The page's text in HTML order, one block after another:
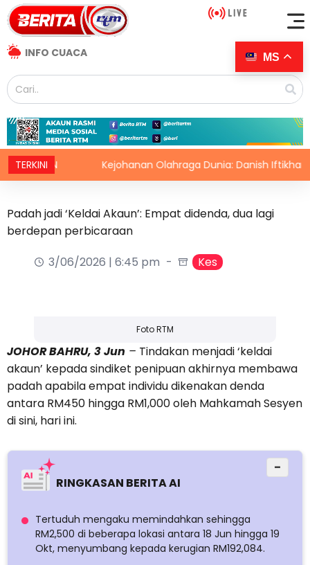
INFO CUACA
TERKINI Kejohanan Olahraga Dunia: Danish Iftikhar cipta
Padah jadi ‘Keldai Akaun’: Empat didenda, dua lagi
berdepan perbicaraan
3/06/2026 | 6:45 pm
Kes
Foto RTM
JOHOR BAHRU, 3 Jun – Tindakan menjadi ‘keldai
akaun’ kepada sindiket penipuan akhirnya membawa
padah apabila empat individu dikenakan denda
antara RM450 hingga RM1,000 oleh Mahkamah Sesyen
di sini, hari ini.
RINGKASAN BERITA AI
−
Tertuduh mengaku memindahkan sehingga
RM2,500 di beberapa lokasi antara 18 Jun hingga 19
Okt, menyumbang kepada kerugian RM192,084.
MS